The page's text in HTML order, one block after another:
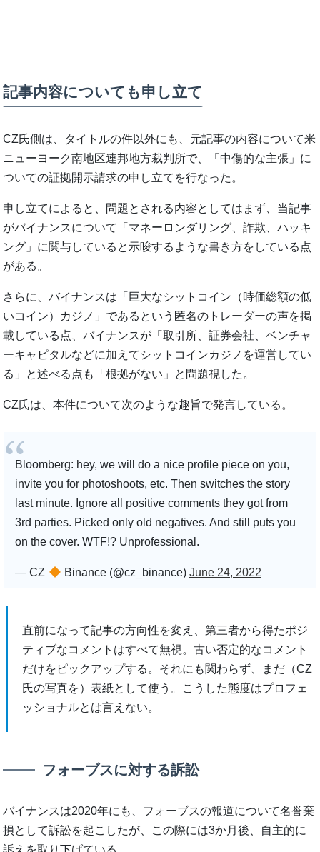
記事内容についても申し立て
CZ氏側は、タイトルの件以外にも、元記事の内容について米
ニューヨーク南地区連邦地方裁判所で、「中傷的な主張」に
ついての証拠開示請求の申し立てを行なった。
申し立てによると、問題とされる内容としてはまず、当記事
がバイナンスについて「マネーロンダリング、詐欺、ハッキ
ング」に関与していると示唆するような書き方をしている点
がある。
さらに、バイナンスは「巨大なシットコイン（時価総額の低
いコイン）カジノ」であるという匿名のトレーダーの声を掲
載している点、バイナンスが「取引所、証券会社、ベンチャ
ーキャピタルなどに加えてシットコインカジノを運営してい
る」と述べる点も「根拠がない」と問題視した。
CZ氏は、本件について次のような趣旨で発言している。
Bloomberg: hey, we will do a nice profile piece on you,
invite you for photoshoots, etc. Then switches the story
last minute. Ignore all positive comments they got from
3rd parties. Picked only old negatives. And still puts you
on the cover. WTF!? Unprofessional.
— CZ Binance (@cz_binance) June 24, 2022
直前になって記事の方向性を変え、第三者から得たポジ
ティブなコメントはすべて無視。古い否定的なコメント
だけをピックアップする。それにも関わらず、まだ（CZ
氏の写真を）表紙として使う。こうした態度はプロフェ
ッショナルとは言えない。
フォーブスに対する訴訟
バイナンスは2020年にも、フォーブスの報道について名誉棄
損として訴訟を起こしたが、この際には3か月後、自主的に